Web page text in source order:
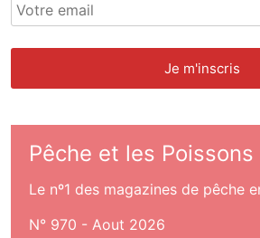
Pêche et les Poissons
Le nº1 des magazines de pêche
N° 970 - Aout 2026